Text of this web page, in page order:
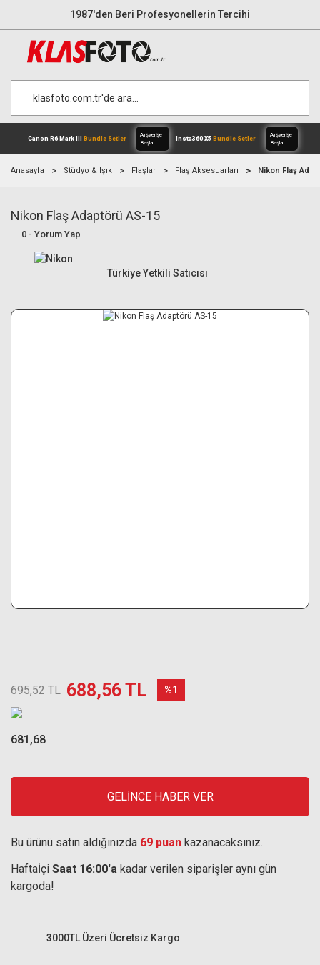
1987'den Beri Profesyonellerin Tercihi
Canon R6 Mark III
Anasayfa Stüdyo & Işık Flaşlar Flaş Aksesuarları Nikon Flaş
Nikon Flaş Adaptörü AS-15
0 - Yorum Yap
Türkiye Yetkili Satıcısı
695,52 TL 688,56 TL %1
681,68
GELİNCE HABER VER
Bu ürünü satın aldığınızda 69 puan kazanacaksınız.
Haftaİçi Saat 16:00'a kadar verilen siparişler aynı gün
kargoda!
3000TL Üzeri Ücretsiz Kargo